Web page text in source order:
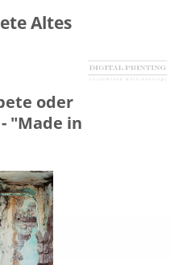
Altes
oder
"Made in